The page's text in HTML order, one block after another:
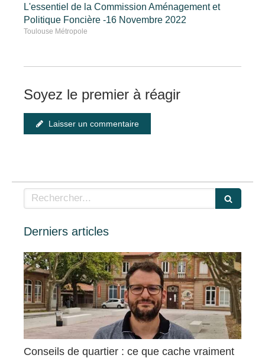
L'essentiel de la Commission Aménagement et
Politique Foncière -16 Novembre 2022
Toulouse Métropole
Soyez le premier à réagir
Laisser un commentaire
Rechercher
Derniers articles
Conseils de quartier : ce que cache vraiment